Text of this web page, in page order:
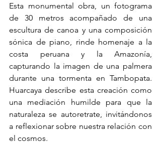
Esta monumental obra, un fotograma
de 30 metros acompañado de una
escultura de canoa y una composición
sónica de piano, rinde homenaje a la
costa peruana y la Amazonía,
capturando la imagen de una palmera
durante una tormenta en Tambopata.
Huarcaya describe esta creación como
una mediación humilde para que la
naturaleza se autoretrate, invitándonos
a reflexionar sobre nuestra relación con
el cosmos.